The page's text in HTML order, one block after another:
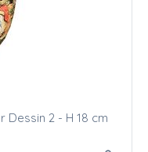
Dessin 2 - H 18 cm